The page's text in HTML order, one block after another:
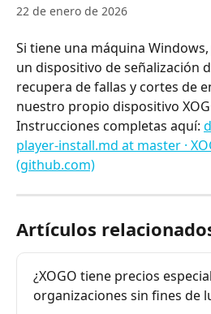
22 de enero de 2026
Si tiene una máquina
un dispositivo de señalización
recupera de fallas y cortes de
nuestro propio dispositivo
Instrucciones completas aquí:
player-install.md at master ·
(github.com)
Artículos
¿XOGO tiene precios
organizaciones sin fines de